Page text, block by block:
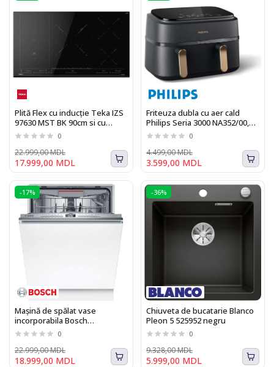
Plită Flex cu inducție Teka IZS
97630 MST BK 90cm si cu
funcție SlideCooking
0
17.999,00 MDL
22.999,00 MDL
Friteuza dubla cu aer cald
Philips Seria 3000 NA352/00,
3.0kg, 9.0l, 2750W, negru-auriu
0
3.599,00 MDL
4.499,00 MDL
-17%
Mașină de spălat vase
incorporabila Bosch
SMV6ZCX10E, 14 seturi, 6
programe, Zeolith, Home
Connect, 60 cm
0
18.999,00 MDL
22.999,00 MDL
-36%
Chiuveta de bucatarie Blanco
Pleon 5 525952 negru
0
5.999,00 MDL
9.328,00 MDL